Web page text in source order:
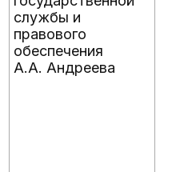
службы и
правового
обеспечения
А.А. Андреева